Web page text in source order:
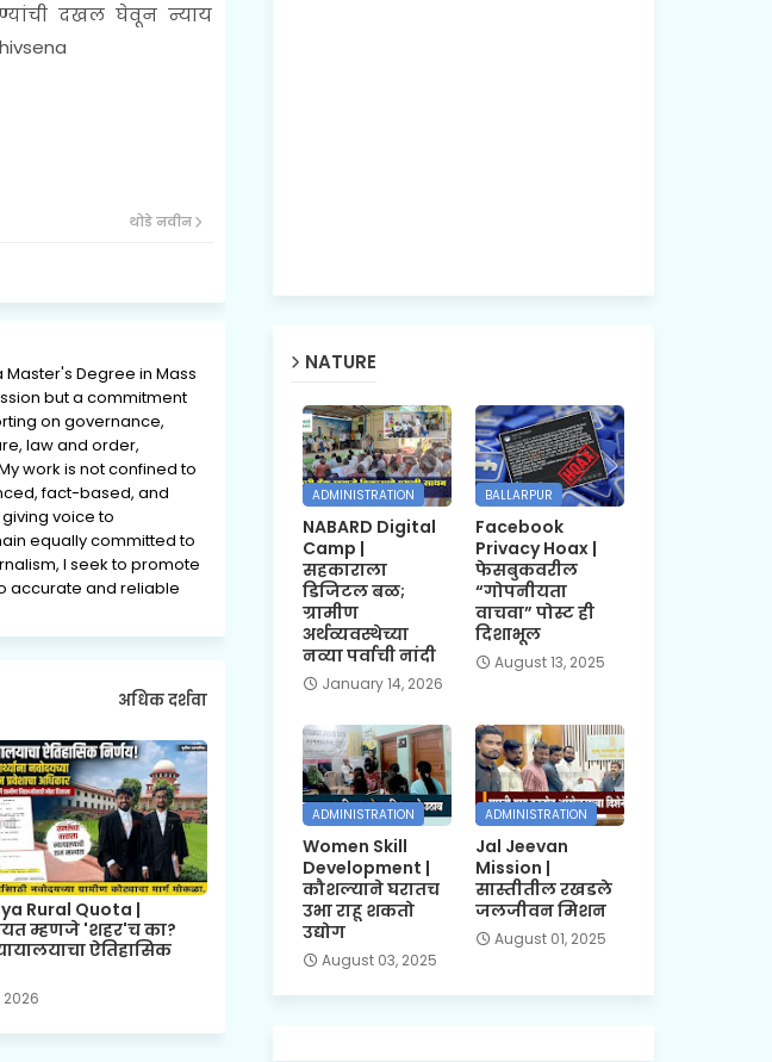
दखल घेवून न्याय
थोडे नवीन
Degree in Mass
but a commitment
on governance,
law and order,
work is not confined to
fact-based, and
voice to
equally committed to
I seek to promote
accurate and reliable
अधिक दर्शवा
Rural Quota |
म्हणजे 'शहर'च का?
ऐतिहासिक
2026
NATURE
ADMINISTRATION
NABARD Digital
Camp |
सहकाराला
डिजिटल बळ;
ग्रामीण
अर्थव्यवस्थेच्या
नव्या पर्वाची नांदी
January 14, 2026
BALLARPUR
Facebook
Privacy Hoax |
फेसबुकवरील
“गोपनीयता
वाचवा” पोस्ट ही
दिशाभूल
August 13, 2025
ADMINISTRATION
Women Skill
Development |
कौशल्याने घरातच
उभा राहू शकतो
उद्योग
August 03, 2025
ADMINISTRATION
Jal Jeevan
Mission |
सास्तीतील रखडले
जलजीवन मिशन
August 01, 2025